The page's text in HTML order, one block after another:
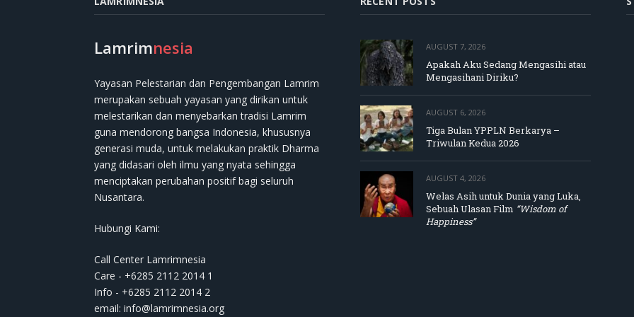
Lamrimnesia
Yayasan Pelestarian dan Pengembangan Lamrim
merupakan sebuah yayasan yang dirikan untuk
melestarikan dan menyebarkan tradisi Lamrim
guna mendorong bangsa Indonesia, khususnya
generasi muda, untuk melakukan praktik Dharma
yang didasari oleh ilmu yang nyata sehingga
menciptakan perubahan positif bagi seluruh
Nusantara.
Hubungi Kami:
Call Center Lamrimnesia
Care - +6285 2112 2014 1
Info - +6285 2112 2014 2
email: info@lamrimnesia.org
AUGUST 7, 2026
Apakah Aku Sedang Mengasihi atau
Mengasihani Diriku?
AUGUST 6, 2026
Tiga Bulan YPPLN Berkarya –
Triwulan Kedua 2026
AUGUST 4, 2026
Welas Asih untuk Dunia yang Luka,
Sebuah Ulasan Film “Wisdom of
Happiness”